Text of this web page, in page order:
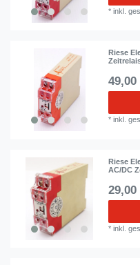
*inkl.
Riese
49,00
*inkl.
Riese
AC/DC
29,00
*inkl.